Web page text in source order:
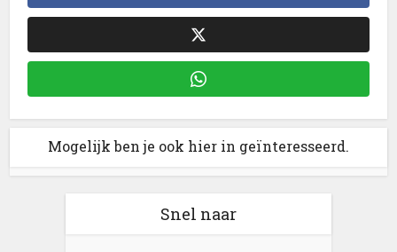
Mogelijk ben je ook hier in geïnteresseerd.
Snel naar